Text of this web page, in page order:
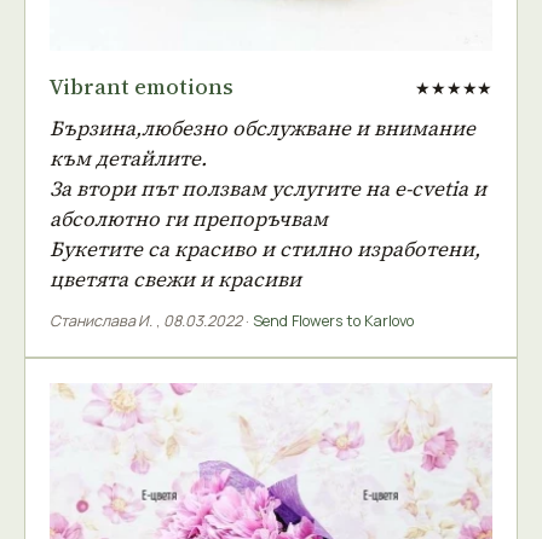
Vibrant emotions ★★★★★
Бързина,любезно обслужване и внимание
към детайлите.
За втори път ползвам услугите на е-cvetia и
абсолютно ги препоръчвам
Букетите са красиво и стилно изработени,
цветята свежи и красиви
Станислава И. , 08.03.2022· Send Flowers to Karlovo